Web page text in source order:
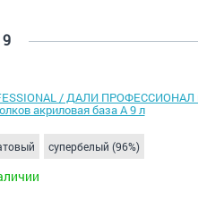
/ ДАЛИ ПРОФЕССИОНАЛ
акриловая база А 9 л
супербелый (96%)